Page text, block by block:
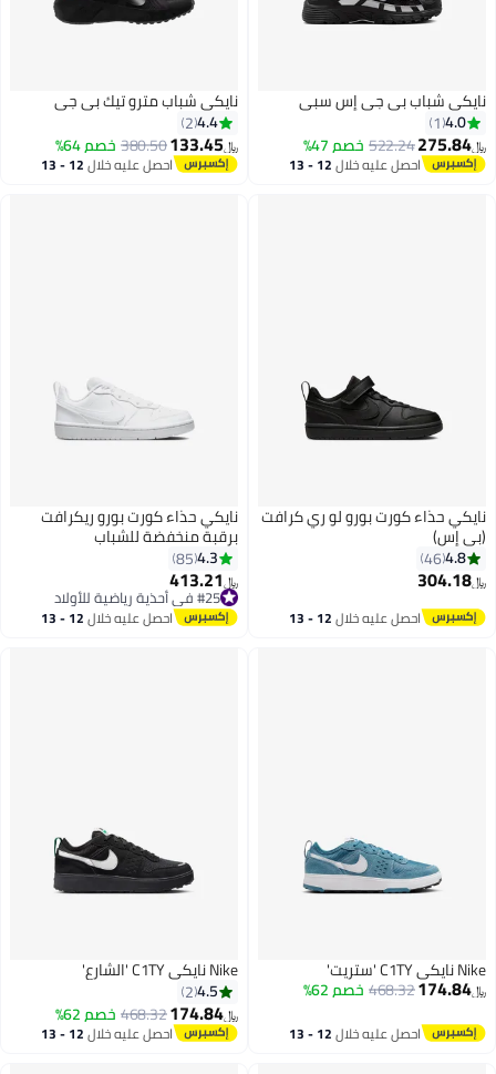
نايكي شباب بي جي إس سبي
4.0
1
﷼‏275.84
522.24خصم 47%
احصل عليه خلال 12 - 13
نايكي شباب مترو تيك بي جي
4.4
2
﷼‏133.45
380.50خصم 64%
احصل عليه خلال 12 - 13
9
نايكي حذاء كورت بورو لو ري كرافت
(بي إس)
4.8
46
﷼‏304.18
احصل عليه خلال 12 - 13
9
نايكي حذاء كورت بورو ريكرافت
برقبة منخفضة للشباب
4.3
85
﷼‏413.21
#25 في أحذية رياضية للأولاد
#25 في أحذية رياضية للأولاد احصل عليه خلال 12 - 13
Nike نايكي C1TY 'ستريت'
﷼‏174.84
468.32خصم 62%
احصل عليه خلال 12 - 13
Nike نايكي C1TY 'الشارع'
4.5
2
﷼‏174.84
468.32خصم 62%
احصل عليه خلال 12 - 13